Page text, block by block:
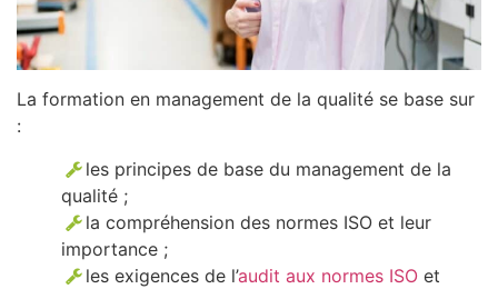
La formation en management de la qualité se base sur
:
les principes de base du management de la
qualité ;
la compréhension des normes ISO et leur
importance ;
les exigences de l’audit aux normes ISO et